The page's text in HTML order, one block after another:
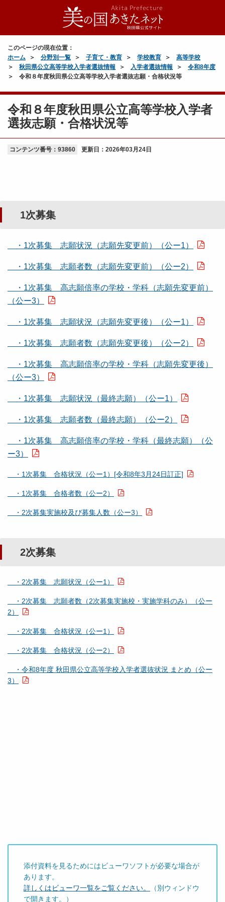
このページの現在位置：
ホーム
分野別一覧 子育て・教育 学校教育
高等学校
秋田県公立高等学校入学者選抜情報
入学者選抜情報
令和8年度
令和８年度秋田県公立高等学校入学者選抜志願・合格状況等
令和８年度秋田県公立高等学校入学者
選抜志願・合格状況等
コンテンツ番号：93860 更新日： 2026年03月24日
1次募集
・1次募集 志願状況（志願先変更前）（公ー1）
・1次募集 志願者数（志願先変更前）（公ー2）
・1次募集 高志願倍率の学校・学科（志願先変更前）
（公ー3）
・1次募集 志願状況（志願先変更後）（公ー1）
・1次募集 志願者数（志願先変更後）（公ー2）
・1次募集 高志願倍率の学校・学科（志願先変更後）
（公ー3）
・1次募集 志願状況（最終志願）（公ー1）
・1次募集 志願者数（最終志願）（公ー2）
・1次募集 高志願倍率の学校・学科（最終志願）（公
ー3）
・1次募集 合格状況（公ー1）[令和8年3月24日訂正]
・1次募集 合格者数（公ー2）
・2次募集実施校及び募集人数（公ー3）
2次募集
・2次募集 志願状況（公ー1）
・2次募集 志願者数（2次募集実施校・実施学科のみ）（公ー
2）
・2次募集 合格状況（公ー1）
・2次募集 合格状況（公ー2）
・令和8年度 秋田県公立高等学校入学者選抜状況 まとめ（公ー
3）
添付資料を見るためにはビューワソフトが必要な場合が
あります。
詳しくはビューワ一覧をご覧ください。
（別ウィンドウ
で開きます。）